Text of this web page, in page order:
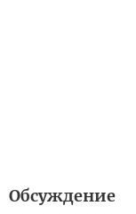
Обсуждение